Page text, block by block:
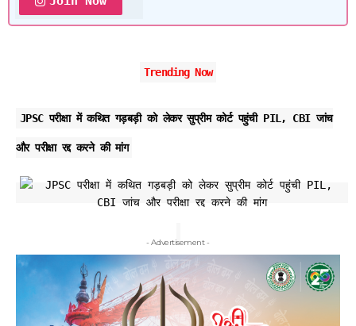
Trending Now
JPSC परीक्षा में कथित गड़बड़ी को लेकर सुप्रीम कोर्ट पहुंची PIL, CBI जांच
और परीक्षा रद्द करने की मांग
- Advertisement -